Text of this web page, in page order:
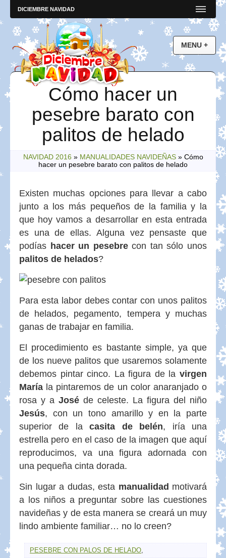
DICIEMBRE NAVIDAD
Cómo hacer un
pesebre barato con
palitos de helado
NAVIDAD 2016 » MANUALIDADES NAVIDEÑAS» Cómo
hacer un pesebre barato con palitos de helado
Existen muchas opciones para llevar a cabo
junto a los más pequeños de la familia y la
que hoy vamos a desarrollar en esta entrada
es una de ellas. Alguna vez pensaste que
podías hacer un pesebrecon tan sólo unos
palitos de helados?
Para esta labor debes contar con unos palitos
de helados, pegamento, tempera y muchas
ganas de trabajar en familia.
El procedimiento es bastante simple, ya que
de los nueve palitos que usaremos solamente
debemos pintar cinco. La figura de la virgen
María la pintaremos de un color anaranjado o
rosa y a José de celeste. La figura del niño
Jesús, con un tono amarillo y en la parte
superior de lacasita de belén, iría una
estrella pero en el caso de la imagen que aquí
reproducimos, va una figura adornada con
una pequeña cinta dorada.
Sin lugar a dudas, esta manualidad motivará
a los niños a preguntar sobre las cuestiones
navideñas y de esta manera se creará un muy
lindo ambiente familiar… no lo creen?
PESEBRE CON PALOS DE HELADO